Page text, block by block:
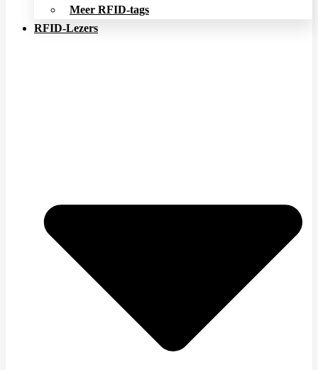
Meer RFID-tags
RFID-Lezers